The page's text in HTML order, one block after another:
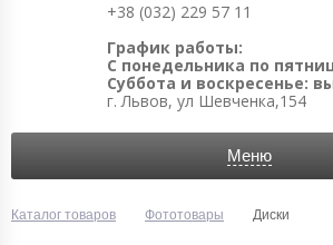
+38 (032) 229 57 11
График работы:
С понедельника по
Суббота и воскресенье:
г. Львов, ул Шевченка,154
Меню
Каталог товаров Фототовары Диски